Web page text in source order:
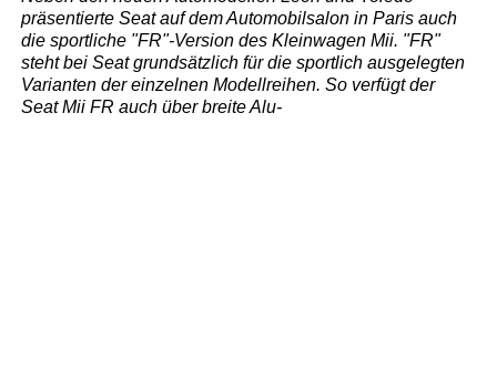
präsentierte Seat auf dem Automobilsalon in Paris auch
die sportliche "FR"-Version des Kleinwagen Mii. "FR"
steht bei Seat grundsätzlich für die sportlich ausgelegten
Varianten der einzelnen Modellreihen. So verfügt der
Seat Mii FR auch über breite Alu-